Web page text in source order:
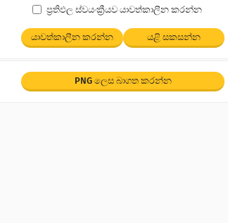
ප්‍රතිඵල ස්වයංක්‍රීයව යාවත්කාලීන කරන්න
යාවත්කාලීන කරන්න යළි සකසන්න
PNG ලෙස බාගත කරන්න